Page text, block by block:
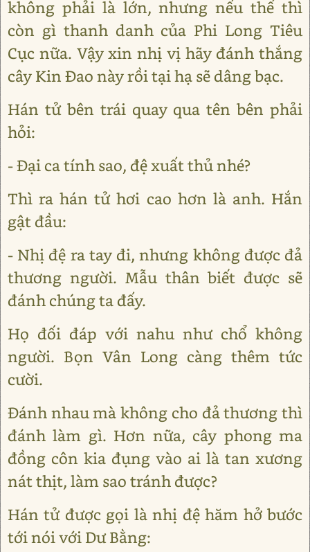
không phải là lớn, nhưng nếu thế thì
còn gì thanh danh của Phi Long Tiêu
Cục nữa. Vậy xin nhị vị hãy đánh thắng
cây Kin Đao này rồi tại hạ sẽ dâng bạc.
Hán tử bên trái quay qua tên bên phải
hỏi:
- Đại ca tính sao, đệ xuất thủ nhé?
Thì ra hán tử hơi cao hơn là anh. Hắn
gật đầu:
- Nhị đệ ra tay đi, nhưng không được đả
thương người. Mẫu thân biết được sẽ
đánh chúng ta đấy.
Họ đối đáp với nahu như chổ không
người. Bọn Vân Long càng thêm tức
cười.
Đánh nhau mà không cho đả thương thì
đánh làm gì. Hơn nữa, cây phong ma
đồng côn kia đụng vào ai là tan xương
nát thịt, làm sao tránh được?
Hán tử được gọi là nhị đệ hăm hở bước
tới nói với Dư Bằng: